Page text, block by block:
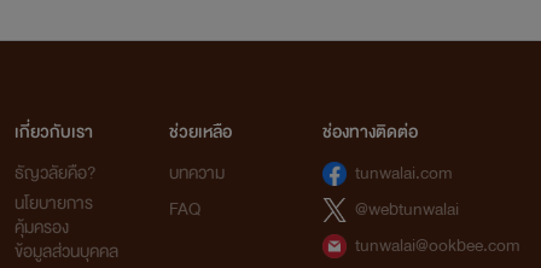
เกี่ยวกับเรา
ธัญวลัยคือ?
นโยบายการ
คุ้มครอง
ข้อมูลส่วนบุคคล
ช่วยเหลือ
บทความ
FAQ
ช่องทางติดต่อ
tunwalai.com
@webtunwalai
tunwalai@ookbee.com